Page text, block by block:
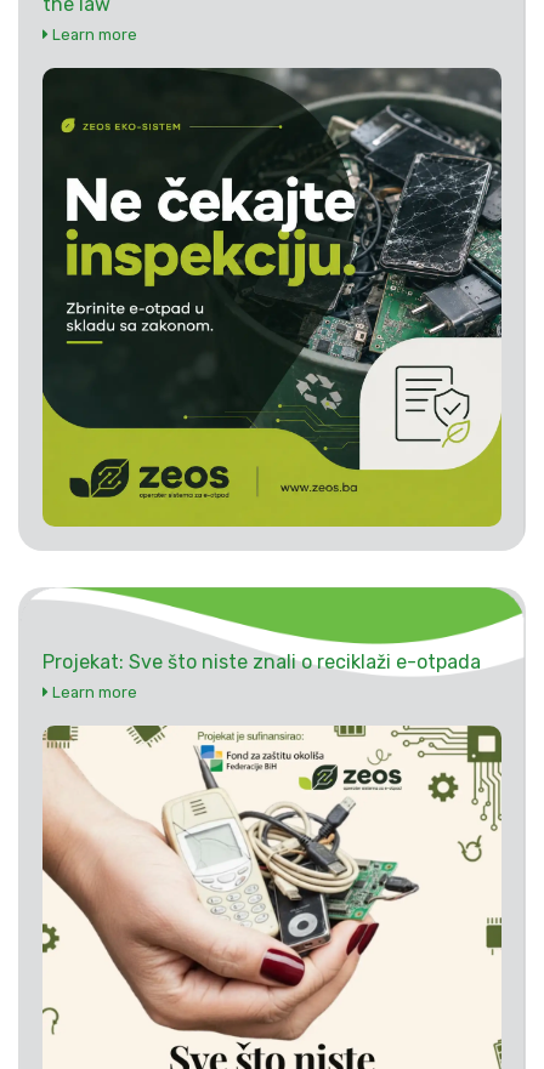
Learn more
Projekat: Sve što niste znali o reciklaži e-otpada
Learn more